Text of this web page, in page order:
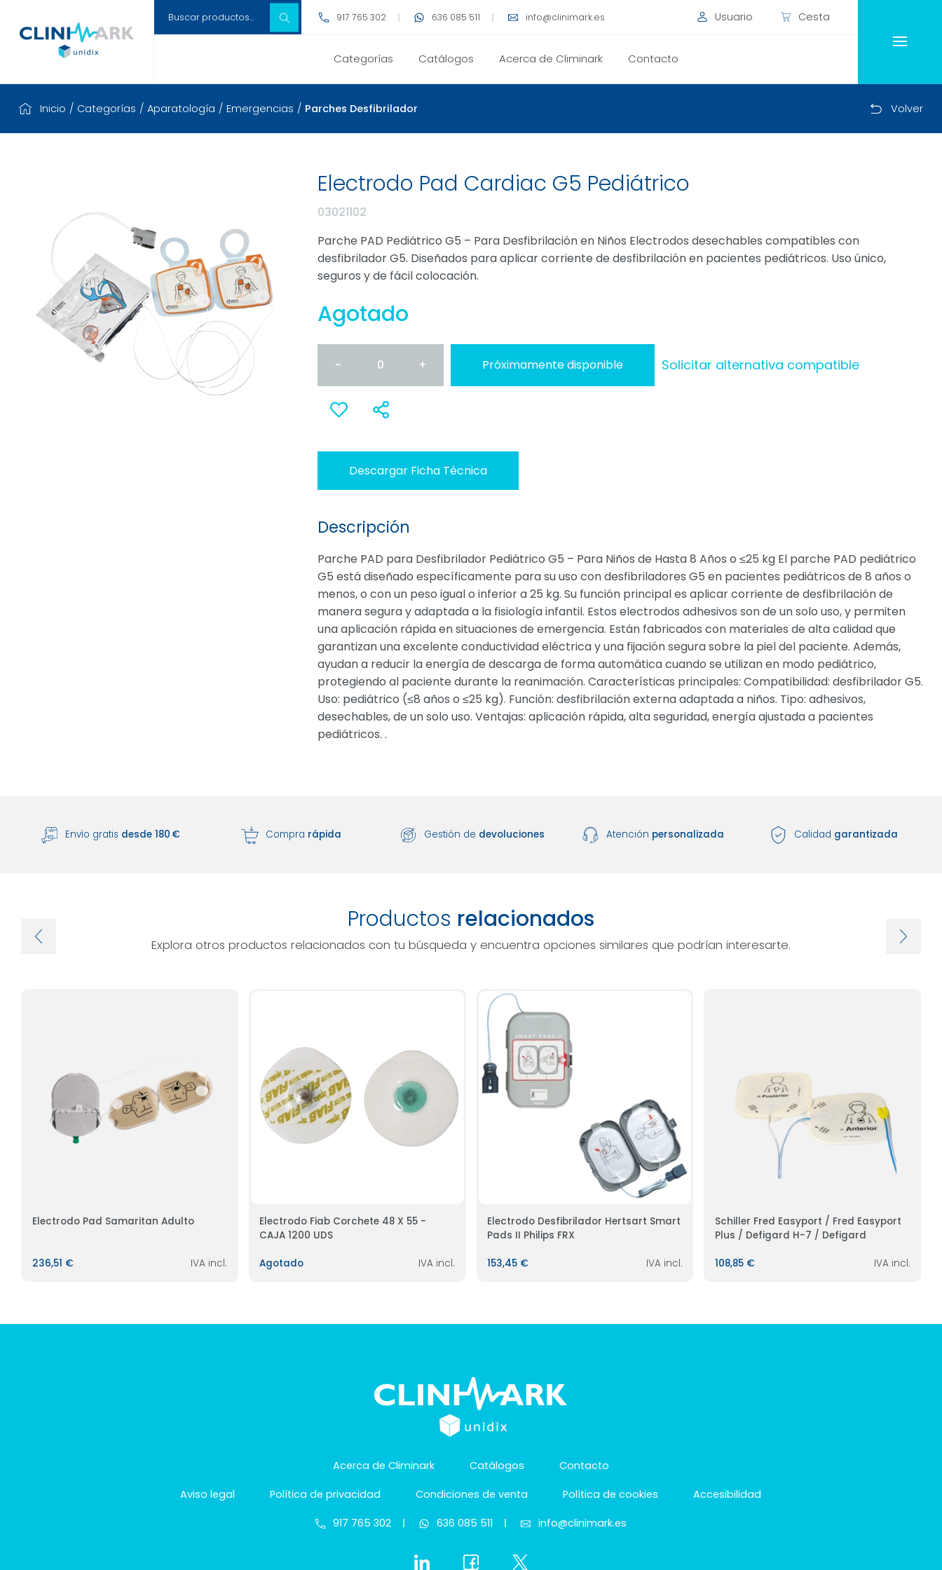
917 765 302 636 085 511 info@clinimark.es Usuario Cesta
Categorías Catálogos Acerca de Climinark Contacto
Inicio / Categorías / Aparatología / Emergencias / Parches Desfibrilador Volver
Electrodo Pad Cardiac G5 Pediátrico
03021102
Parche PAD Pediátrico G5 – Para Desfibrilación en Niños Electrodos desechables compatibles con
desfibrilador G5. Diseñados para aplicar corriente de desfibrilación en pacientes pediátricos. Uso único,
seguros y de fácil colocación.
Agotado
- 0 + Próximamente disponible Solicitar alternativa compatible
Anadir
a favoritos
Descargar Ficha Técnica
Descripción
Parche PAD para Desfibrilador Pediátrico G5 – Para Niños de Hasta 8 Años o ≤25 kg El parche PAD pediátrico
G5 está diseñado específicamente para su uso con desfibriladores G5 en pacientes pediátricos de 8 años o
menos, o con un peso igual o inferior a 25 kg. Su función principal es aplicar corriente de desfibrilación de
manera segura y adaptada a la fisiología infantil. Estos electrodos adhesivos son de un solo uso, y permiten
una aplicación rápida en situaciones de emergencia. Están fabricados con materiales de alta calidad que
garantizan una excelente conductividad eléctrica y una fijación segura sobre la piel del paciente. Además,
ayudan a reducir la energía de descarga de forma automática cuando se utilizan en modo pediátrico,
protegiendo al paciente durante la reanimación. Características principales: Compatibilidad: desfibrilador G5.
Uso: pediátrico (≤8 años o ≤25 kg). Función: desfibrilación externa adaptada a niños. Tipo: adhesivos,
desechables, de un solo uso. Ventajas: aplicación rápida, alta seguridad, energía ajustada a pacientes
pediátricos. .
Envío gratis desde 180 € Compra rápida Gestión de devoluciones Atención personalizada Calidad garantizada
Productos relacionados
Explora otros productos relacionados con tu búsqueda y encuentra opciones similares que podrían interesarte.
Electrodo Pad Samaritan Adulto
236,51 € IVA incl.
Electrodo Fiab Corchete 48 X 55 -
CAJA 1200 UDS
Agotado IVA incl.
Electrodo Desfibrilador Hertsart Smart
Pads II Philips FRX
153,45 € IVA incl.
Schiller Fred Easyport / Fred Easyport
Plus / Defigard H-7 / Defigard
108,85 € IVA incl.
Acerca de Climinark Catálogos Contacto
Aviso legal Política de privacidad Condiciones de venta Política de cookies Accesibilidad
917 765 302 636 085 511 info@clinimark.es